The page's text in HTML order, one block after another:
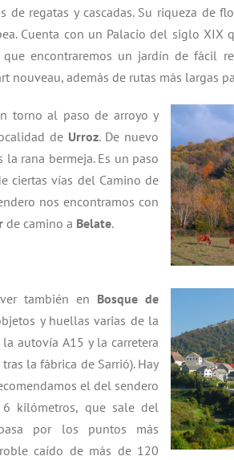
de regatas y cascadas. Su riqueza de
Cuenta con un Palacio del siglo XIX
encontraremos un jardín de fácil
nouveau, además de rutas más largas
torno al paso de arroyo y
de Urroz. De nuevo
la rana bermeja. Es un paso
ciertas vías del Camino de
nos encontramos con
de camino a Belate.
también en Bosque de
y huellas varias de la
autovía A15 y la carretera
la fábrica de Sarrió). Hay
el del sendero
kilómetros, que sale del
por los puntos más
caído de más de 120